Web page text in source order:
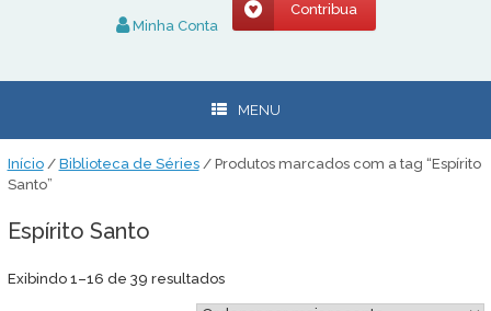
Minha Conta
Contribua
MENU
Início/ Biblioteca de Séries/ Produtos marcados com a tag “Espírito
Santo”
Espírito Santo
Exibindo 1–16 de 39 resultadosClassificado